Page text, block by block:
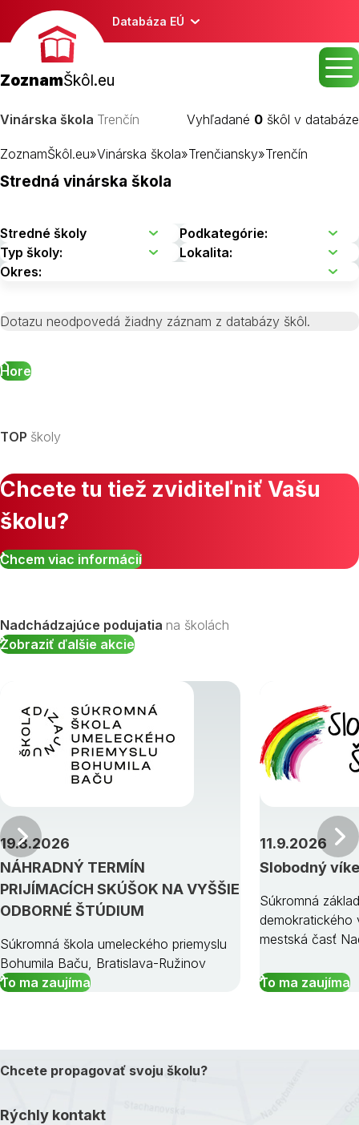
Databáza EÚ
ZoznamŠkôl.eu
Vinárska škola Trenčín Vyhľadané 0 škôl v databáze
ZoznamŠkôl.eu»Vinárska škola»Trenčiansky»Trenčín
Stredná vinárska škola
Dotazu neodpovedá žiadny záznam z databázy škôl.
Hore
TOP školy
Chcete tu tiež zviditeľniť Vašu
školu?
Chcem viac informácií
Nadchádzajúce podujatia na školách
Zobraziť ďalšie akcie
NÁHRADNÝ TERMÍN
PRIJÍMACÍCH SKÚŠOK NA VYŠŠIE
ODBORNÉ ŠTÚDIUM
19.8.2026
Súkromná škola umeleckého priemyslu
Bohumila Baču, Bratislava-Ružinov
To ma zaujíma
Slobodný
11.9.2026
Súkromná
demokratického
mestská časť
To ma zaujíma
Predchádzajúci
Chcete propagovať svoju školu?
Rýchly kontakt